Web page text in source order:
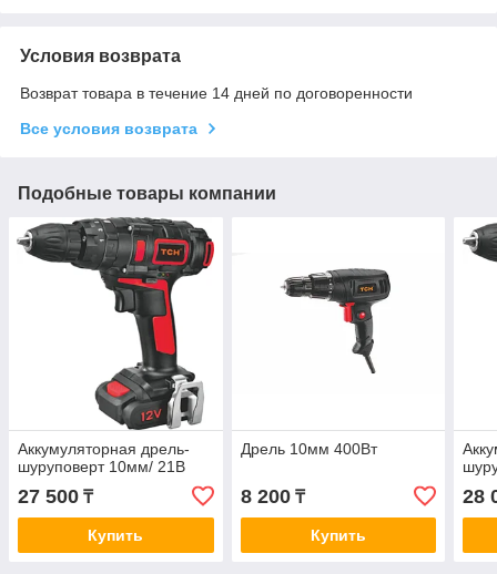
Условия возврата
Возврат товара в течение 14 дней по договоренности
Все условия возврата
Подобные товары компании
Аккумуляторная дрель-
шуруповерт 10мм/ 21В
27 500 ₸
Купить
Дрель 10мм 400Вт
8 200₸
Купить
28